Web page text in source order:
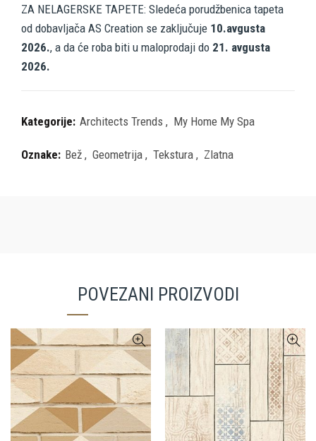
ZA NELAGERSKE TAPETE: Sledeća porudžbenica tapeta
od dobavljača AS Creation se zaključuje 10.avgusta
2026., a da će roba biti u maloprodaji do 21. avgusta
2026.
Kategorije: Architects Trends , My Home My Spa
Oznake: Bež , Geometrija , Tekstura , Zlatna
POVEZANI PROIZVODI